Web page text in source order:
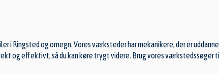
i Ringsted og omegn. Vores værksteder har mekanikere, der er
og effektivt, så du kan køre trygt videre. Brug vores